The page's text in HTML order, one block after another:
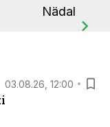
Nädal
03.08.26, 12:00